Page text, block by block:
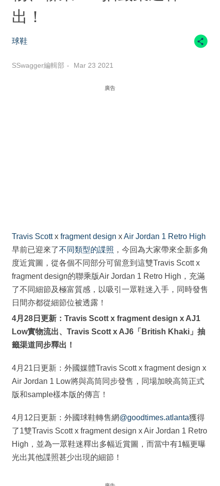
出！
球鞋
SSwagger編輯部 Mar 23 2021
廣告
Travis Scottx fragment design xAir Jordan 1 Retro High
早前已迎來了不同類型的諜照 ，今回為大家帶來全新多角
度近賞圖，從各個不同部分可留意到這雙Travis Scott x
fragment design的聯乘版Air Jordan 1 Retro High，充滿
了不同細節及極富質感，以吸引一眾鞋迷入手，同時發售
日間亦都從細節位被透露！
4月28日更新：Travis Scott x fragment design x AJ1
Low實物流出、Travis Scott x AJ6「British Khaki」抽
籤渠道同步釋出！
4月21日更新：外國媒體Travis Scott x fragment design x
Air Jordan 1 Low將與高筒同步發售，同場加映高筒正式
版和sample樣本版的傳言！
4月12日更新：外國球鞋轉售網@goodtimes.atlanta獲得
了1雙Travis Scott x fragment design x Air Jordan 1 Retro
High，並為一眾鞋迷釋出多幅近賞圖，而當中有1幅更曝
光出其他諜照甚少出現的細節！